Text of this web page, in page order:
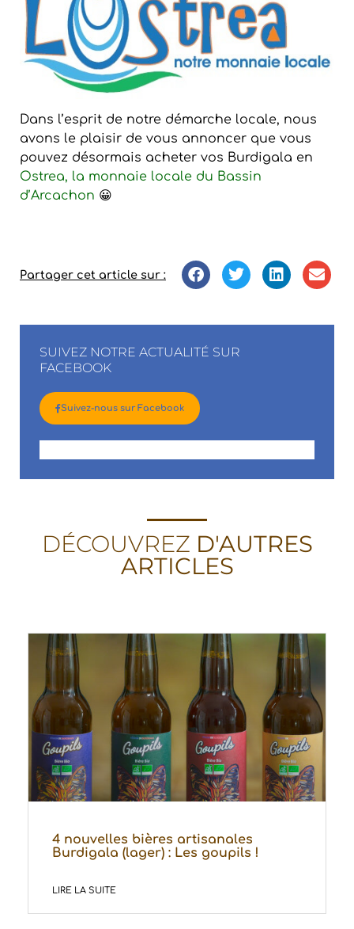
Dans l’esprit de notre démarche locale, nous
avons le plaisir de vous annoncer que vous
pouvez désormais acheter vos Burdigala en
Ostrea, la monnaie locale du Bassin
d’Arcachon 😀
Partager cet article sur :
SUIVEZ NOTRE ACTUALITÉ SUR
FACEBOOK
Suivez-nous sur Facebook
DÉCOUVREZ D'AUTRES
ARTICLES
4 nouvelles bières artisanales
Burdigala (lager) : Les goupils !
LIRE LA SUITE